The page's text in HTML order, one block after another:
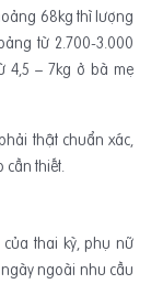
68kg thì lượng
từ 2.700-3.000
4,5 – 7kg ở bà mẹ
thật chuẩn xác,
cần thiết.
thai kỳ, phụ nữ
ngoài nhu cầu